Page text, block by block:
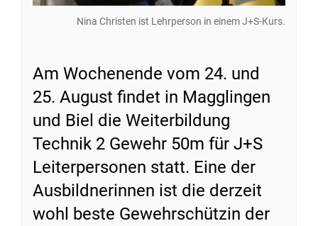
Nina Christen ist Lehrperson in einem J+S-Kurs.
Am Wochenende vom 24. und
25. August findet in Magglingen
und Biel die Weiterbildung
Technik 2 Gewehr 50m für J+S
Leiterpersonen statt. Eine der
Ausbildnerinnen ist die derzeit
wohl beste Gewehrschützin der